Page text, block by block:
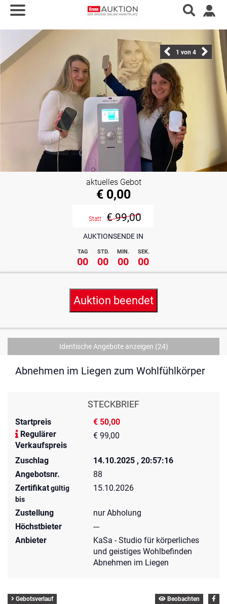
1 von 4
AUKTIONSENDE IN
TAG STD. MIN. SEK.
00 00 00 00
aktuelles Gebot
€ 0,00
Statt € 99,00
Auktion beendet
Identische Angebote anzeigen (24)
Abnehmen im Liegen zum Wohlfühlkörper
STECKBRIEF
Startpreis
€ 50,00
Regulärer
Verkaufspreis
€ 99,00
Zuschlag
14.10.2025 , 20:57:16
Angebotsnr.
88
Zertifikatgültig
bis
15.10.2026
Zustellung
nur Abholung
Höchstbieter
---
Anbieter
KaSa - Studio für körperliches
und geistiges Wohlbefinden
Abnehmen im Liegen
Gebotsverlauf Beobachten